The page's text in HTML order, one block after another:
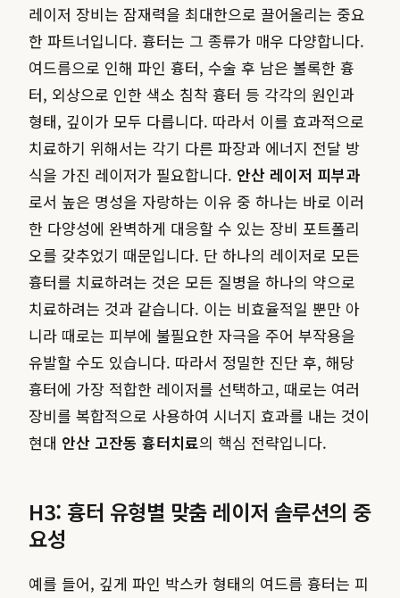
레이저 장비는 잠재력을 최대한으로 끌어올리는 중요
한 파트너입니다. 흉터는 그 종류가 매우 다양합니다.
여드름으로 인해 파인 흉터, 수술 후 남은 볼록한 흉
터, 외상으로 인한 색소 침착 흉터 등 각각의 원인과
형태, 깊이가 모두 다릅니다. 따라서 이를 효과적으로
치료하기 위해서는 각기 다른 파장과 에너지 전달 방
식을 가진 레이저가 필요합니다. 안산 레이저 피부과
로서 높은 명성을 자랑하는 이유 중 하나는 바로 이러
한 다양성에 완벽하게 대응할 수 있는 장비 포트폴리
오를 갖추었기 때문입니다. 단 하나의 레이저로 모든
흉터를 치료하려는 것은 모든 질병을 하나의 약으로
치료하려는 것과 같습니다. 이는 비효율적일 뿐만 아
니라 때로는 피부에 불필요한 자극을 주어 부작용을
유발할 수도 있습니다. 따라서 정밀한 진단 후, 해당
흉터에 가장 적합한 레이저를 선택하고, 때로는 여러
장비를 복합적으로 사용하여 시너지 효과를 내는 것이
현대 안산 고잔동 흉터치료의 핵심 전략입니다.
H3: 흉터 유형별 맞춤 레이저 솔루션의 중
요성
예를 들어, 깊게 파인 박스카 형태의 여드름 흉터는 피